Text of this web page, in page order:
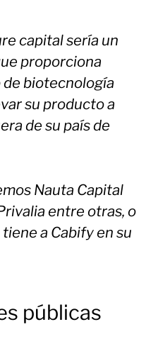
capital sería un
proporciona
biotecnología
su producto a
de su país de
Nauta Capital
entre otras, o
a Cabify en su
públicas